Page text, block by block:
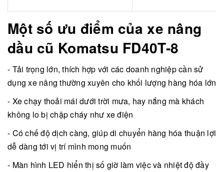
Một số ưu điểm của xe nâng
dầu cũ Komatsu FD40T-8
- Tải trọng lớn, thích hợp với các doanh nghiệp cần sử
dụng xe nâng thường xuyên cho khối lượng hàng hóa lớn
- Xe chạy thoải mái dưới trời mưa, hay nắng mà khách
không lo bị chập cháy như xe điện
- Có chế độ dịch càng, giúp di chuyển hàng hóa thuận lợi
dễ dàng tới vị trí mình mong muốn
- Màn hình LED hiển thị số giờ làm việc và nhiệt độ đầy